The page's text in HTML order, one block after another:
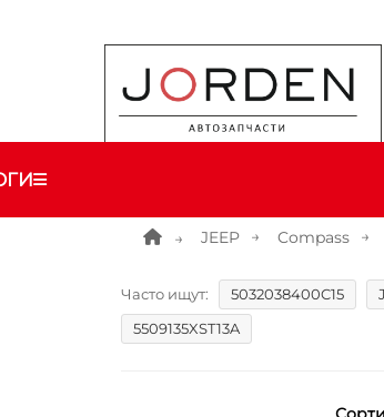
JEEP Compass
Часто ищут: 5032038400C15
5509135XST13A